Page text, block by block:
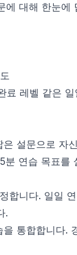
대해 한눈에
레벨 같은
설문으로 자
연습 목표를
합니다. 일일
.
통합합니다.